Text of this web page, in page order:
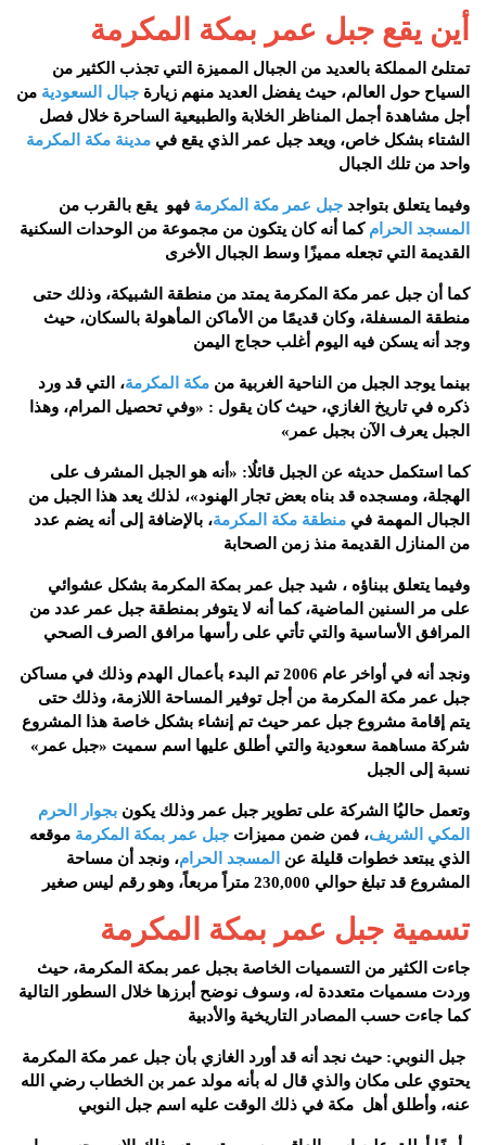
أين يقع جبل عمر بمكة المكرمة
تمتلئ المملكة بالعديد من الجبال المميزة التي تجذب الكثير من
السياح حول العالم، حيث يفضل العديد منهم زيارة جبال السعودية من
أجل مشاهدة أجمل المناظر الخلابة والطبيعية الساحرة خلال فصل
الشتاء بشكل خاص، ويعد جبل عمر الذي يقع في مدينة مكة المكرمة
واحد من تلك الجبال
وفيما يتعلق بتواجد جبل عمر مكة المكرمة فهو يقع بالقرب من
المسجد الحرام كما أنه كان يتكون من مجموعة من الوحدات السكنية
القديمة التي تجعله مميزًا وسط الجبال الأخرى
كما أن جبل عمر مكة المكرمة يمتد من منطقة الشبيكة، وذلك حتى
منطقة المسفلة، وكان قديمًا من الأماكن المأهولة بالسكان، حيث
وجد أنه يسكن فيه اليوم أغلب حجاج اليمن
بينما يوجد الجبل من الناحية الغربية من مكة المكرمة، التي قد ورد
ذكره في تاريخ الغازي، حيث كان يقول : «وفي تحصيل المرام، وهذا
الجبل يعرف الآن بجبل عمر»
كما استكمل حديثه عن الجبل قائلُا: «أنه هو الجبل المشرف على
الهجلة، ومسجده قد بناه بعض تجار الهنود»، لذلك يعد هذا الجبل من
الجبال المهمة في منطقة مكة المكرمة، بالإضافة إلى أنه يضم عدد
من المنازل القديمة منذ زمن الصحابة
وفيما يتعلق ببناؤه ، شيد جبل عمر بمكة المكرمة بشكل عشوائي
على مر السنين الماضية، كما أنه لا يتوفر بمنطقة جبل عمر عدد من
المرافق الأساسية والتي تأتي على رأسها مرافق الصرف الصحي
ونجد أنه في أواخر عام 2006 تم البدء بأعمال الهدم وذلك في مساكن
جبل عمر مكة المكرمة من أجل توفير المساحة اللازمة، وذلك حتى
يتم إقامة مشروع جبل عمر حيث تم إنشاء بشكل خاصة هذا المشروع
شركة مساهمة سعودية والتي أطلق عليها اسم سميت «جبل عمر»
نسبة إلى الجبل
وتعمل حاليُا الشركة على تطوير جبل عمر وذلك يكون بجوار الحرم
المكي الشريف، فمن ضمن مميزات جبل عمر بمكة المكرمة موقعه
الذي يبتعد خطوات قليلة عن المسجد الحرام، ونجد أن مساحة
المشروع قد تبلغ حوالي 230,000 متراً مربعاً، وهو رقم ليس صغير
تسمية جبل عمر بمكة المكرمة
جاءت الكثير من التسميات الخاصة بجبل عمر بمكة المكرمة، حيث
وردت مسميات متعددة له، وسوف نوضح أبرزها خلال السطور التالية
كما جاءت حسب المصادر التاريخية والأدبية
جبل النوبي: حيث نجد أنه قد أورد الغازي بأن جبل عمر مكة المكرمة
يحتوي على مكان والذي قال له بأنه مولد عمر بن الخطاب رضي الله
عنه، وأطلق أهل مكة في ذلك الوقت عليه اسم جبل النوبي